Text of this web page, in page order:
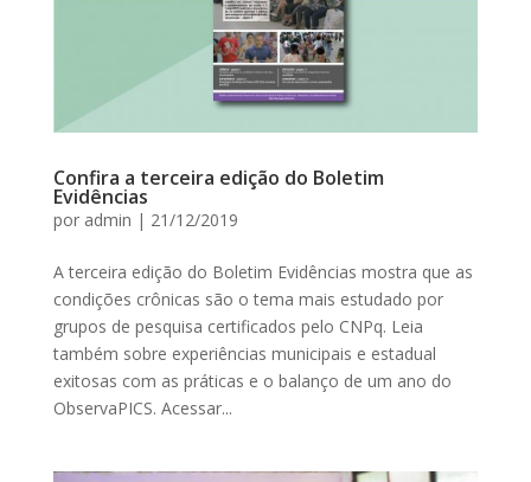
Confira a terceira edição do Boletim
Evidências
por admin | 21/12/2019
A terceira edição do Boletim Evidências mostra que as
condições crônicas são o tema mais estudado por
grupos de pesquisa certificados pelo CNPq. Leia
também sobre experiências municipais e estadual
exitosas com as práticas e o balanço de um ano do
ObservaPICS. Acessar...